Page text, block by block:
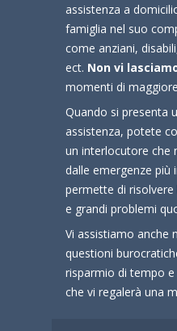
assistenza a
famiglia nel suo
come anziani,
ect. Non vi
momenti di
Quando si presenta
assistenza, potete
un interlocutore che
dalle emergenze più
permette di
e grandi problemi
Vi assistiamo anche
questioni
risparmio di tempo
che vi regalerà una